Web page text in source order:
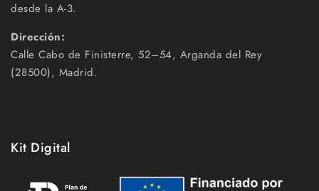
desde la A-3.
Dirección:
Calle Cabo de Finisterre, 52–54, Arganda del Rey
(28500), Madrid.
Kit Digital